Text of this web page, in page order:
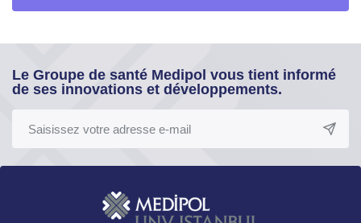
Le Groupe de santé Medipol vous tient informé
de ses innovations et développements.